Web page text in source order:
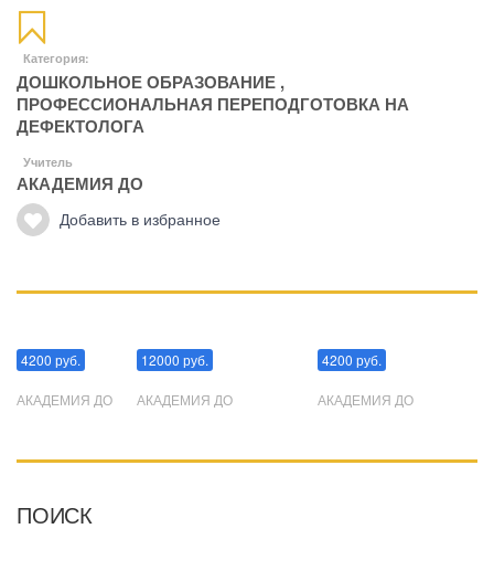
Категория:
ДОШКОЛЬНОЕ ОБРАЗОВАНИЕ ,
ПРОФЕССИОНАЛЬНАЯ ПЕРЕПОДГОТОВКА НА
ДЕФЕКТОЛОГА
Учитель
АКАДЕМИЯ ДО
Добавить в избранное
4200 руб.
АКАДЕМИЯ ДО
12000 руб.
АКАДЕМИЯ ДО
4200 руб.
АКАДЕМИЯ ДО
ПОИСК